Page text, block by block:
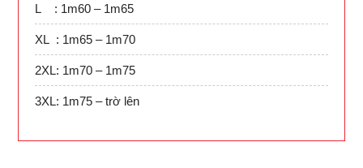
L : 1m60 – 1m65
XL : 1m65 – 1m70
2XL: 1m70 – 1m75
3XL: 1m75 – trờ lên